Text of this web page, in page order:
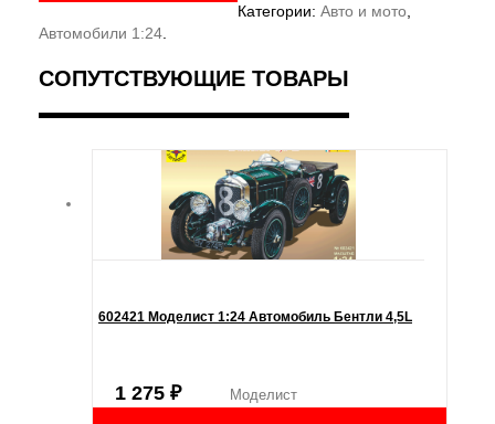
Категории: Авто и мото
Автомобили 1:24
СОПУТСТВУЮЩИЕ ТОВАРЫ
602421 Моделист 1:24 Автомобиль Бентли 4,5L
1 275 ₽ Моделист